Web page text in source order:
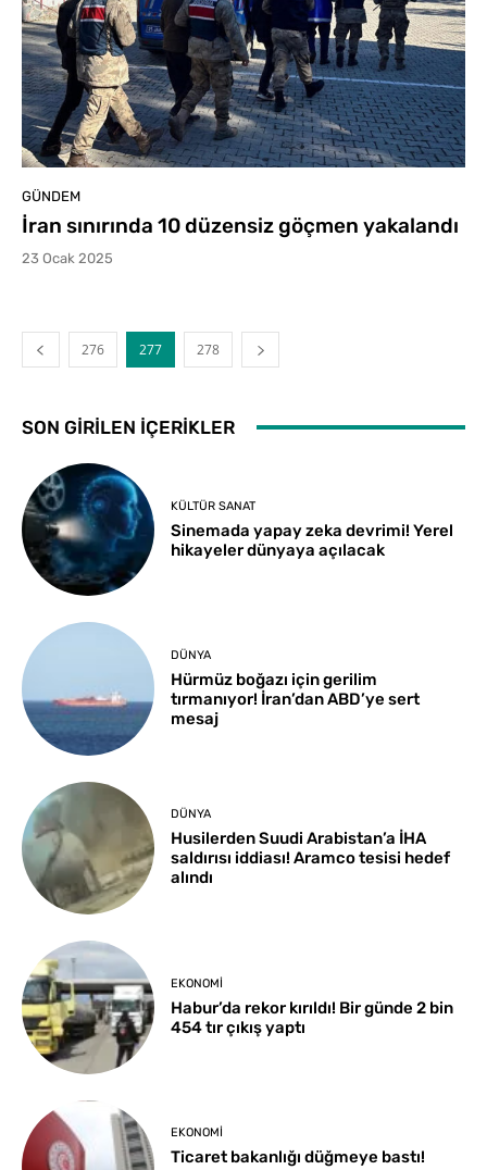
GÜNDEM
İran sınırında 10 düzensiz göçmen yakalandı
23 Ocak 2025
276 277 278
SON GIRILEN İÇERIKLER
KÜLTÜR SANAT
Sinemada yapay zeka devrimi! Yerel
hikayeler dünyaya açılacak
DÜNYA
Hürmüz boğazı için gerilim
tırmanıyor! İran’dan ABD’ye sert
mesaj
DÜNYA
Husilerden Suudi Arabistan’a İHA
saldırısı iddiası! Aramco tesisi hedef
alındı
EKONOMI
Habur’da rekor kırıldı! Bir günde 2 bin
454 tır çıkış yaptı
EKONOMI
Ticaret bakanlığı düğmeye bastı!